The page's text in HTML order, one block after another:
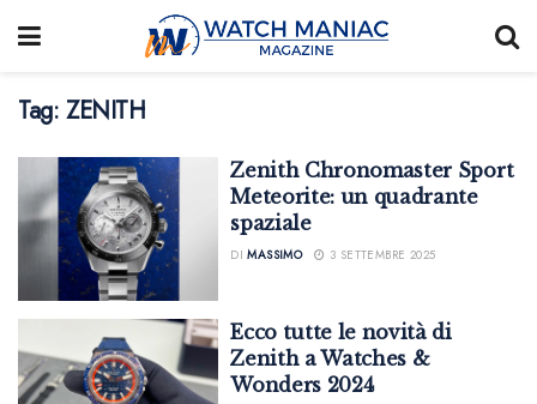
Tag: ZENITH
Zenith Chronomaster Sport
Meteorite: un quadrante
spaziale
DI MASSIMO 3 SETTEMBRE 2025
Ecco tutte le novità di
Zenith a Watches &
Wonders 2024